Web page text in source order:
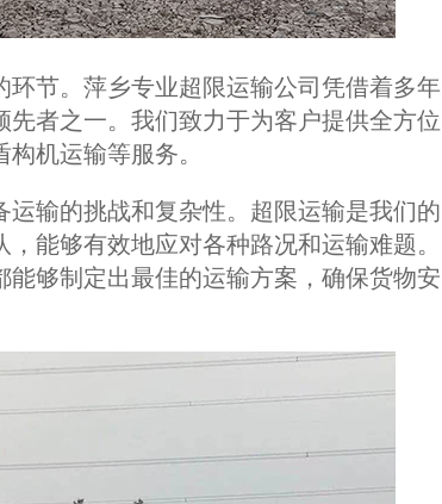
节。萍乡专业超限运输公司凭借着多年
者之一。我们致力于为客户提供全方位
机运输等服务。
输的挑战和复杂性。超限运输是我们的
能够有效地应对各种路况和运输难题。
够制定出最佳的运输方案，确保货物安